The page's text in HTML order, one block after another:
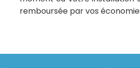
remboursée par vos